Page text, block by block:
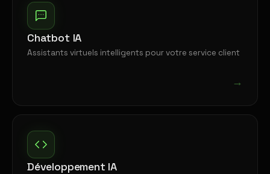
Chatbot IA
Assistants virtuels intelligents pour votre service client
→
Développement IA